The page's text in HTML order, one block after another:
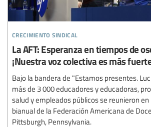
crecimiento sindical
La AFT: Esperanza en tiempos de
¡Nuestra voz colectiva es más
Bajo la bandera de "Estamos presentes.
más de 3 000 educadores y educadoras,
salud y empleados públicos se reunieron en
bianual de la Federación Americana de
Pittsburgh, Pennsylvania.